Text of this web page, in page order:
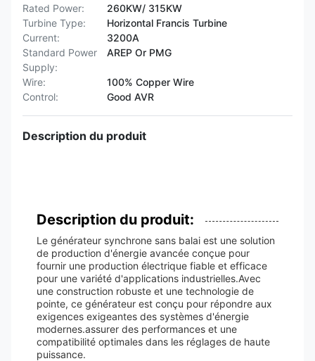
Rated Power:
260KW/ 315KW
Turbine Type:
Horizontal Francis Turbine
Current:
3200A
Standard Power
Supply:
AREP Or PMG
Wire:
100% Copper Wire
Control:
Good AVR
Description du produit
Description du produit:
Le générateur synchrone sans balai est une solution
de production d'énergie avancée conçue pour
fournir une production électrique fiable et efficace
pour une variété d'applications industrielles.Avec
une construction robuste et une technologie de
pointe, ce générateur est conçu pour répondre aux
exigences exigeantes des systèmes d'énergie
modernes.assurer des performances et une
compatibilité optimales dans les réglages de haute
puissance.